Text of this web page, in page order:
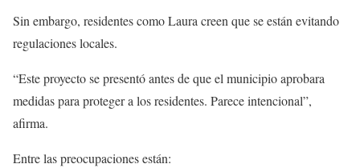
Sin embargo, residentes como Laura creen que se están evitando
regulaciones locales.
“Este proyecto se presentó antes de que el municipio aprobara
medidas para proteger a los residentes. Parece intencional”,
afirma.
Entre las preocupaciones están: